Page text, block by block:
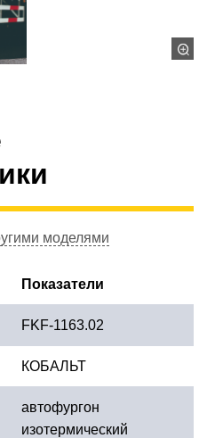
моделями
Показатели
FKF-1163.02
КОБАЛЬТ
автофургон
изотермический